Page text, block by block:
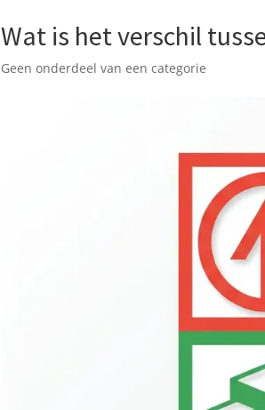
Wat is het verschil
Geen onderdeel van een categorie